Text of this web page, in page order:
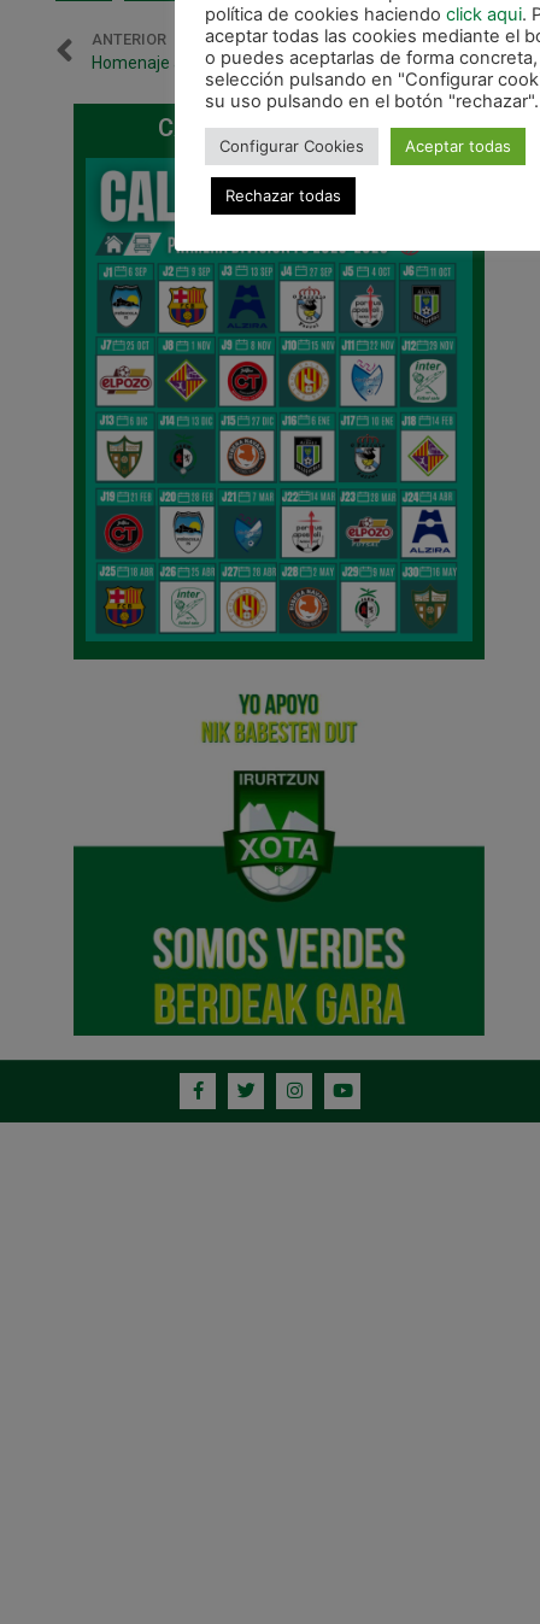
ANTERIOR
Homenaje a Sandra Iraizoz en el partido ante Movistar Inter
SIGUIENTE
Partido amistoso ante Catgas Santa Coloma
CALENDARIO DE LIGA
política de cookies haciendo click aqui.
aceptar todas las cookies mediante el
o puedes aceptarlas de forma
selección pulsando en "Configurar
su uso pulsando en el botón "rechazar".
Configurar Cookies Aceptar todas
Rechazar todas